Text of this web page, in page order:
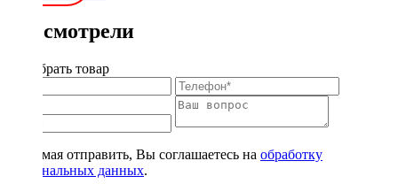
Вы смотрели
Подобрать товар
Нажимая отправить, Вы соглашаетесь на обработку
персональных данных.